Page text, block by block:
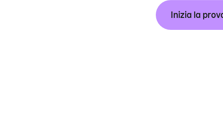
Inizia la